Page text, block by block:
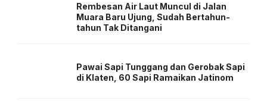
Rembesan Air Laut Muncul di Jalan
Muara Baru Ujung, Sudah Bertahun-
tahun Tak Ditangani
Pawai Sapi Tunggang dan Gerobak Sapi
di Klaten, 60 Sapi Ramaikan Jatinom